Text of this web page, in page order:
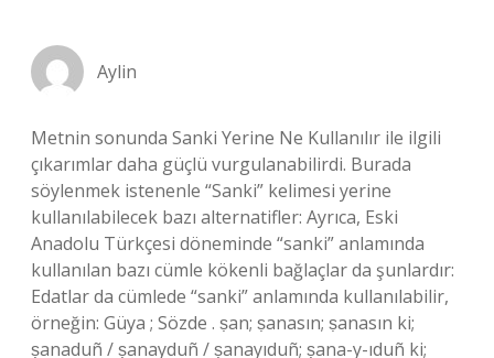
Aylin
Metnin sonunda Sanki Yerine Ne Kullanılır ile ilgili
çıkarımlar daha güçlü vurgulanabilirdi. Burada
söylenmek istenenle “Sanki” kelimesi yerine
kullanılabilecek bazı alternatifler: Ayrıca, Eski
Anadolu Türkçesi döneminde “sanki” anlamında
kullanılan bazı cümle kökenli bağlaçlar da şunlardır:
Edatlar da cümlede “sanki” anlamında kullanılabilir,
örneğin: Güya ; Sözde . ṣan; ṣanasın; ṣanasın ki;
ṣanaduñ / ṣanayduñ / ṣanayıduñ; ṣana-y-ıduñ ki;